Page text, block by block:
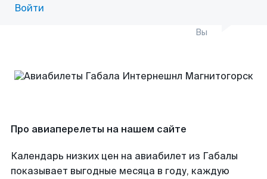
Войти
Вы
Про авиаперелеты на нашем сайте
Календарь низких цен на авиабилет из Габалы
показывает выгодные месяца в году, каждую